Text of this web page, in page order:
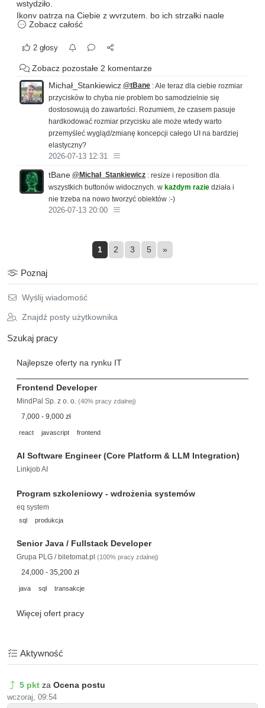
wstydziło.
Ikony patrzą na Ciebie z wyrzutem, bo ich strzałki nagle
pokazują w złym kierunku.
bardziej zdecydowanie.
Implementacja arabskiego to nie jest zwykłe tłumaczenie.
To jest przebudzenie UI, które nagle odkrywa swoją
prawdziwą tożsamość i mówi:
Słuchaj, Michał... ja już nie chcę być LTR.
Ja czuję się RTL.
I potrzebuję przestrzeni, żeby wyrazić siebie
Zobacz całość
2 głosy
Zobacz pozostałe 2 komentarze
Michał_Stankiewicz @tBane : Ale teraz dla ciebie rozmiar
przycisków to chyba nie problem bo samodzielnie się
dostosowują do zawartości. Rozumiem, że czasem pasuje
hardkodować rozmiar przycisku ale może wtedy warto
przemyśleć wygląd/zmianę koncepcji całego UI na bardziej
elastyczny?
2026-07-13 12:31
tBane @Michał_Stankiewicz : resize i reposition dla
wszystkich buttonów widocznych. w każdym razie działa i
nie trzeba na nowo tworzyć obiektów :-)
2026-07-13 20:00
1 2 3 5 »
Poznaj
Wyślij wiadomość
Znajdź posty użytkownika
Szukaj pracy
Najlepsze oferty na rynku IT
Frontend Developer
MindPal Sp. z o. o. (40% pracy zdalnej)
7,000 - 9,000 zł
react javascript frontend
AI Software Engineer (Core Platform & LLM Integration)
Linkjob AI
Program szkoleniowy - wdrożenia systemów
eq system
sql produkcja
Senior Java / Fullstack Developer
Grupa PLG / biletomat.pl (100% pracy zdalnej)
24,000 - 35,200 zł
java sql transakcje
Więcej ofert pracy
Aktywność
5 pkt za Ocena postu
wczoraj, 09:54